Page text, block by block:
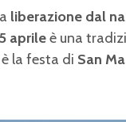
liberazione dal
aprileè una
la festa di San